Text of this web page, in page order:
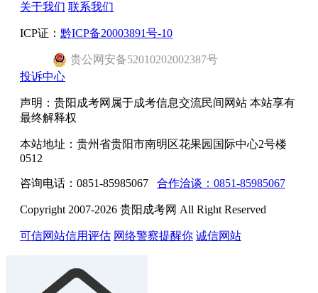
关于我们 联系我们
ICP证： 黔ICP备20003891号-10
贵公网安备52010202002387号
投诉中心
声明：贵阳成考网属于成考信息交流民间网站 本站享有
最终解释权
本站地址：贵州省贵阳市南明区花果园国际中心2号楼
0512
咨询电话：0851-85985067 合作洽谈：0851-85985067
Copyright 2007-2026 贵阳成考网 All Right Reserved
可信网站信用评估 网络警察提醒你 诚信网站